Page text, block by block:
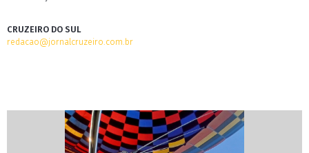
CRUZEIRO DO SUL
redacao@jornalcruzeiro.com.br